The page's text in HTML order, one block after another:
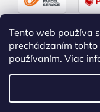
Tento web používa
prechádzaním
používaním. Viac
Vytvoril